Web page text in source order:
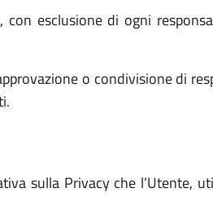
esclusione di ogni
o condivisione di
sulla Privacy che l’Utente,